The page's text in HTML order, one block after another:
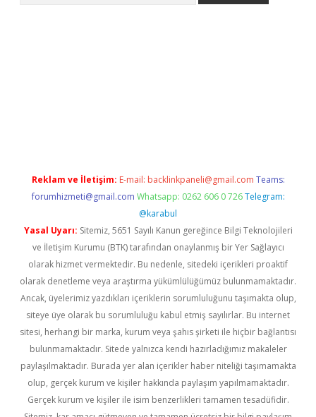
Reklam ve İletişim: E-mail: backlinkpaneli@gmail.com Teams:
forumhizmeti@gmail.com Whatsapp: 0262 606 0 726 Telegram:
@karabul
Yasal Uyarı: Sitemiz, 5651 Sayılı Kanun gereğince Bilgi Teknolojileri
ve İletişim Kurumu (BTK) tarafından onaylanmış bir Yer Sağlayıcı
olarak hizmet vermektedir. Bu nedenle, sitedeki içerikleri proaktif
olarak denetleme veya araştırma yükümlülüğümüz bulunmamaktadır.
Ancak, üyelerimiz yazdıkları içeriklerin sorumluluğunu taşımakta olup,
siteye üye olarak bu sorumluluğu kabul etmiş sayılırlar. Bu internet
sitesi, herhangi bir marka, kurum veya şahıs şirketi ile hiçbir bağlantısı
bulunmamaktadır. Sitede yalnızca kendi hazırladığımız makaleler
paylaşılmaktadır. Burada yer alan içerikler haber niteliği taşımamakta
olup, gerçek kurum ve kişiler hakkında paylaşım yapılmamaktadır.
Gerçek kurum ve kişiler ile isim benzerlikleri tamamen tesadüfidir.